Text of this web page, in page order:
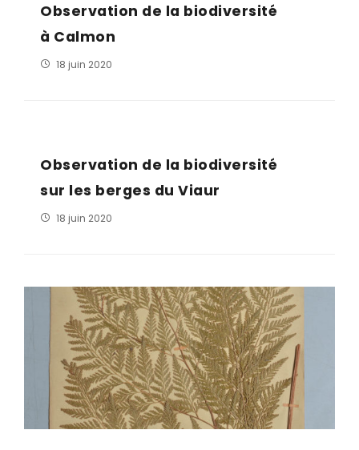
Observation de la biodiversité
à Calmon
18 juin 2020
Observation de la biodiversité
sur les berges du Viaur
18 juin 2020